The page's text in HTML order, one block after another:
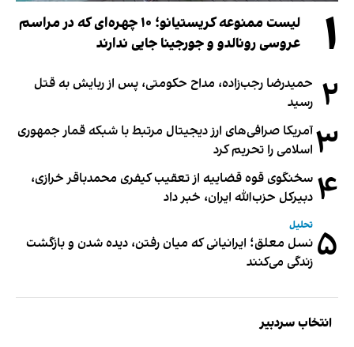
۱
لیست ممنوعه کریستیانو؛ ۱۰ چهره‌ای که در مراسم
عروسی رونالدو و جورجینا جایی ندارند
۲ حمیدرضا رجب‌زاده، مداح حکومتی، پس از ربایش به قتل
رسید
۳آمریکا صرافی‌های ارز دیجیتال مرتبط با شبکه قمار جمهوری
اسلامی را تحریم کرد
۴ سخنگوی قوه قضاییه از تعقیب کیفری محمدباقر خرازی،
دبیر‌کل حزب‌الله ایران، خبر داد
۵ تحلیل
نسل معلق؛ ایرانیانی که میان رفتن، دیده شدن و بازگشت
زندگی می‌کنند
انتخاب سردبیر